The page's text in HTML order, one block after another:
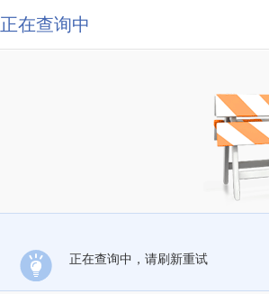
正在查询中
正在查询中，请刷新重试